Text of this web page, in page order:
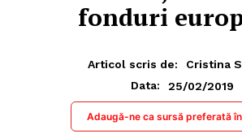
fonduri
Articol scris de:
Cristina
Data:
25/02/2019
Adaugă-ne ca sursă preferată